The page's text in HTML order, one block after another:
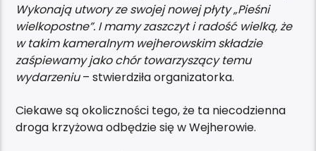
Wykonają utwory ze swojej nowej płyty „Pieśni
wielkopostne”. I mamy zaszczyt i radość wielką, że
w takim kameralnym wejherowskim składzie
zaśpiewamy jako chór towarzyszący temu
wydarzeniu– stwierdziła organizatorka.
Ciekawe są okoliczności tego, że ta niecodzienna
droga krzyżowa odbędzie się w Wejherowie.